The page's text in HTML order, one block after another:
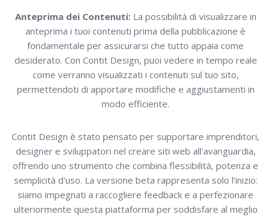
Anteprima dei Contenuti:La possibilità di visualizzare in
anteprima i tuoi contenuti prima della pubblicazione è
fondamentale per assicurarsi che tutto appaia come
desiderato. Con Contit Design, puoi vedere in tempo reale
come verranno visualizzati i contenuti sul tuo sito,
permettendoti di apportare modifiche e aggiustamenti in
modo efficiente.
Contit Design è stato pensato per supportare imprenditori,
designer e sviluppatori nel creare siti web all'avanguardia,
offrendo uno strumento che combina flessibilità, potenza e
semplicità d'uso. La versione beta rappresenta solo l'inizio:
siamo impegnati a raccogliere feedback e a perfezionare
ulteriormente questa piattaforma per soddisfare al meglio